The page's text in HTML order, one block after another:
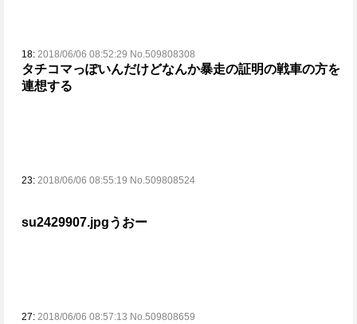
18: 2018/06/06 08:52:29 No.509808308
タチコマっぽいんだけどなんか暴走の証明の戦車の方を
連想する
23: 2018/06/06 08:55:19 No.509808524
su2429907.jpgうおー
27: 2018/06/06 08:57:13 No.509808659